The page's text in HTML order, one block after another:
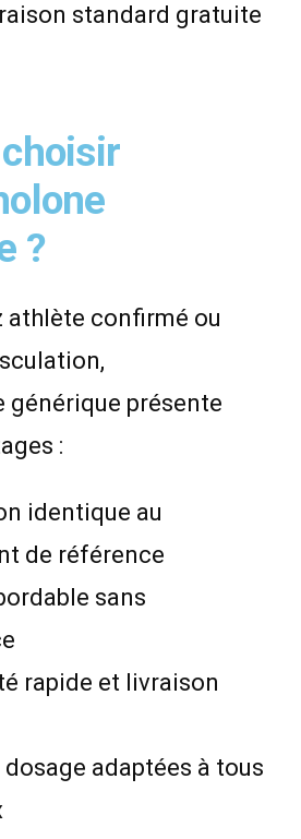
standard gratuite
?
athlète confirmé ou
générique présente
:
identique au
de référence
sans
rapide et livraison
adaptées à tous